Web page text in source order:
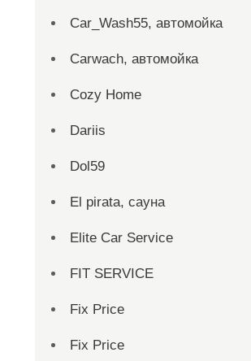
Car_Wash55, автомойка
Carwach, автомойка
Cozy Home
Dariis
Dol59
El pirata, сауна
Elite Car Service
FIT SERVICE
Fix Price
Fix Price